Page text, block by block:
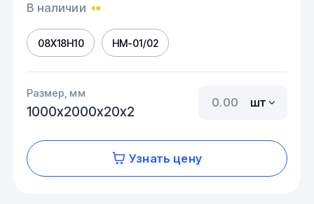
В наличии
08Х18Н10 HM-01/02
Размер, мм
1000х2000х20х2
шт
Узнать цену